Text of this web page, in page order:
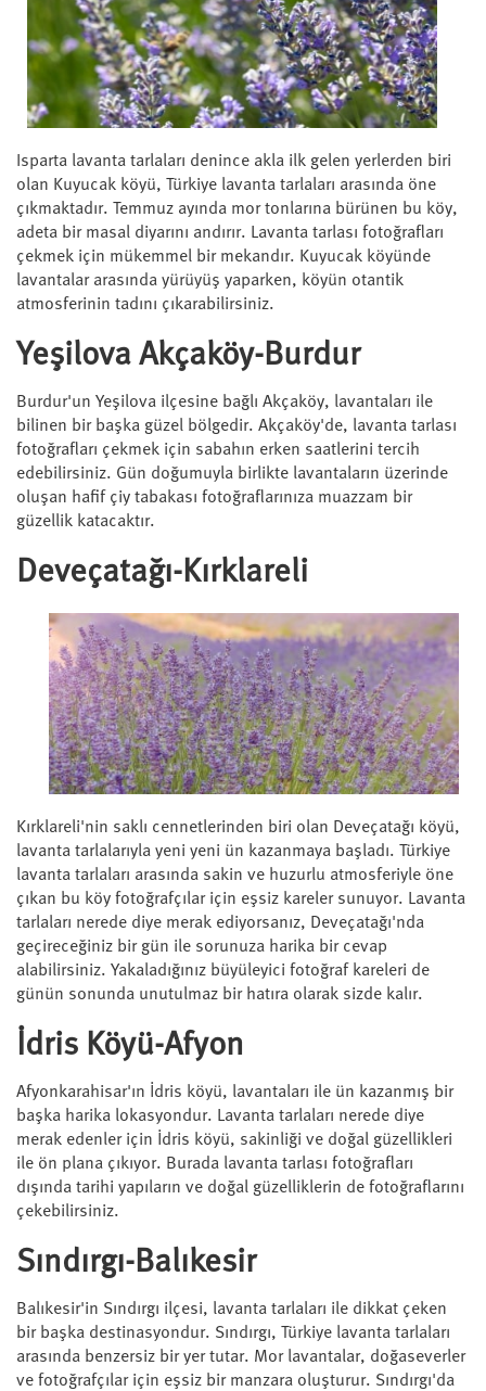
Isparta lavanta tarlaları denince akla ilk gelen yerlerden biri
olan Kuyucak köyü, Türkiye lavanta tarlaları arasında öne
çıkmaktadır. Temmuz ayında mor tonlarına bürünen bu köy,
adeta bir masal diyarını andırır. Lavanta tarlası fotoğrafları
çekmek için mükemmel bir mekandır. Kuyucak köyünde
lavantalar arasında yürüyüş yaparken, köyün otantik
atmosferinin tadını çıkarabilirsiniz.
Yeşilova Akçaköy-Burdur
Burdur'un Yeşilova ilçesine bağlı Akçaköy, lavantaları ile
bilinen bir başka güzel bölgedir. Akçaköy'de, lavanta tarlası
fotoğrafları çekmek için sabahın erken saatlerini tercih
edebilirsiniz. Gün doğumuyla birlikte lavantaların üzerinde
oluşan hafif çiy tabakası fotoğraflarınıza muazzam bir
güzellik katacaktır.
Deveçatağı-Kırklareli
Kırklareli'nin saklı cennetlerinden biri olan Deveçatağı köyü,
lavanta tarlalarıyla yeni yeni ün kazanmaya başladı. Türkiye
lavanta tarlaları arasında sakin ve huzurlu atmosferiyle öne
çıkan bu köy fotoğrafçılar için eşsiz kareler sunuyor. Lavanta
tarlaları nerede diye merak ediyorsanız, Deveçatağı'nda
geçireceğiniz bir gün ile sorunuza harika bir cevap
alabilirsiniz. Yakaladığınız büyüleyici fotoğraf kareleri de
günün sonunda unutulmaz bir hatıra olarak sizde kalır.
İdris Köyü-Afyon
Afyonkarahisar'ın İdris köyü, lavantaları ile ün kazanmış bir
başka harika lokasyondur. Lavanta tarlaları nerede diye
merak edenler için İdris köyü, sakinliği ve doğal güzellikleri
ile ön plana çıkıyor. Burada lavanta tarlası fotoğrafları
dışında tarihi yapıların ve doğal güzelliklerin de fotoğraflarını
çekebilirsiniz.
Sındırgı-Balıkesir
Balıkesir'in Sındırgı ilçesi, lavanta tarlaları ile dikkat çeken
bir başka destinasyondur. Sındırgı, Türkiye lavanta tarlaları
arasında benzersiz bir yer tutar. Mor lavantalar, doğaseverler
ve fotoğrafçılar için eşsiz bir manzara oluşturur. Sındırgı'da